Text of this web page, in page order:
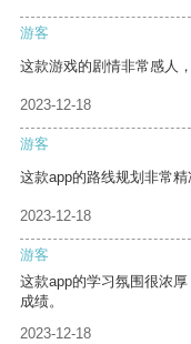
游客
这款游戏的剧情非常感人
2023-12-18
游客
这款app的路线规划非常精
2023-12-18
游客
这款app的学习氛围很浓
成绩。
2023-12-18